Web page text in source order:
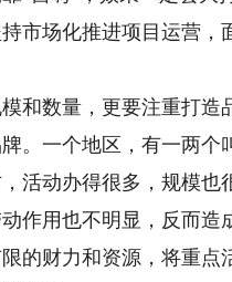
市场化推进项目运营，
数量，更要注重打造
。一个地区，有一两个
活动办得很多，规模也
作用也不明显，反而造
的财力和资源，将重点